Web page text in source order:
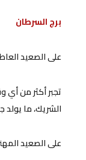
برج السرطان
على الصعيد
تجبر أكثر من
الشريك، ما
على الصعيد